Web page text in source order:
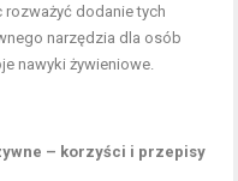
rozważyć dodanie tych
narzędzia dla osób
nawyki żywieniowe.
– korzyści i przepisy